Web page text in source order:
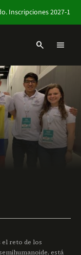
Inscripciones 2027-1
search menu
reto de los
está